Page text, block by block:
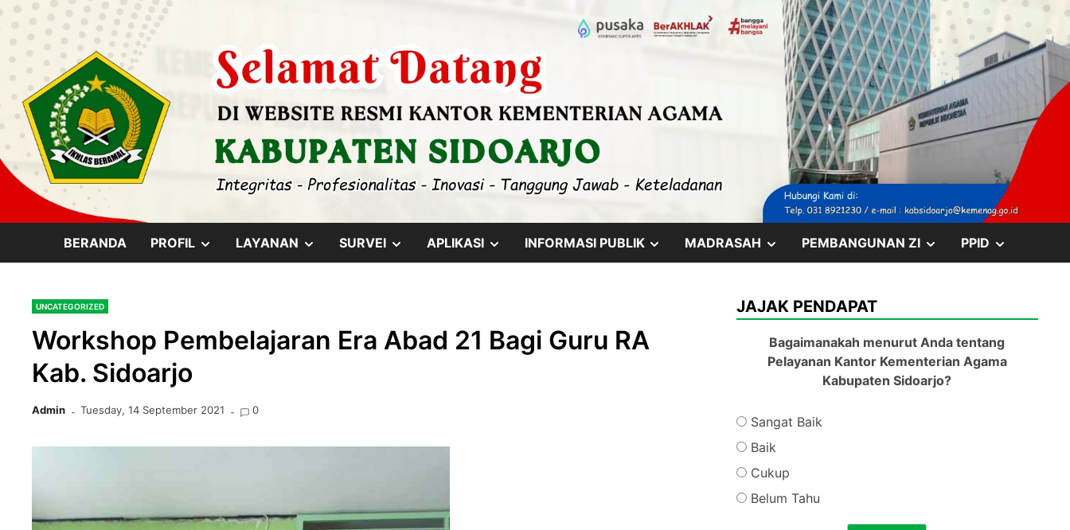
content
Skip
BERANDA PROFIL SHOWLAYANAN SHOWSURVEI SHOWAPLIKASI SHOWINFORMASI PUBLIK SHOWMADRASAH SHOW
MENU
PEMBANGUNAN ZI SHOW
MENU
PPID
MENU
UNCATEGORIZED
Workshop Pembelajaran Era Abad 21 Bagi Guru RA
Kab. Sidoarjo
Admin Tuesday, 14 September 2021 0
JAJAK PENDAPAT
Bagaimanakah menurut Anda tentang
Pelayanan Kantor Kementerian Agama
Kabupaten Sidoarjo?
Sangat Baik
Baik
Cukup
Belum Tahu